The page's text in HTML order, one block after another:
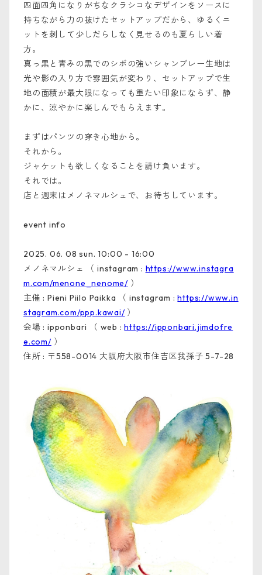
四面四角になりがちなクラシコなデザインをソースに
持ちながら力の抜けたセットアップだから、ゆるくニ
ットを刺して少しだらしなく見せるのも夏らしい着
方。
真っ黒と青みの黒でのシボの強いシャンブレー生地は
光や影の入り方で雰囲気が変わり、セットアップで生
地の面積が最大限になっても重たい印象にならず、静
かに、涼やかに楽しんでもらえます。
まずはパンツの穿き心地から。
それから。
ジャケットも欲しくなることを請け負います。
それでは。
店と週末はメノネマルシェで、お待ちしています。
event info
2025. 06. 08 sun. 10:00 - 16:00
メノネマルシェ （ instagram : https://www.instagra
m.com/menone_nenome/ ）
主催 : Pieni Piilo Paikka （ instagram :https://www.in
stagram.com/ppp.kawai/）
会場 : ipponbari （ web :https://ipponbari.jimdofre
e.com/）
住所 : 〒558-0014 大阪府大阪市住吉区我孫子 5-7-28